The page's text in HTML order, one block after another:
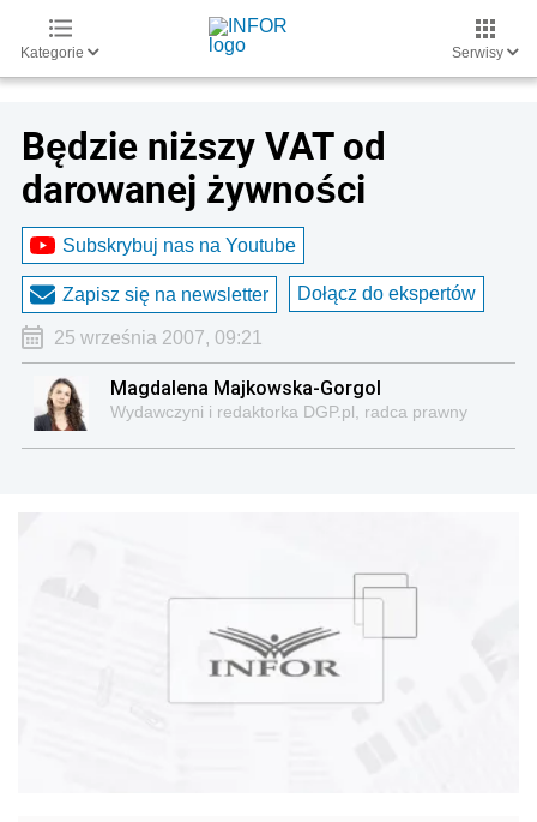
Kategorie Serwisy
Będzie niższy VAT od
darowanej żywności
Subskrybuj nas na Youtube
Zapisz się na newsletter Dołącz do ekspertów
25 września 2007, 09:21
Magdalena Majkowska-Gorgol
Wydawczyni i redaktorka DGP.pl, radca prawny